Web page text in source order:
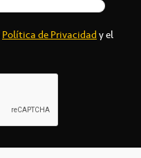
Política de Privacidady el